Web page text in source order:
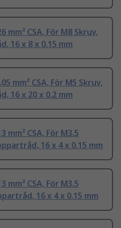
mm² CSA, För M8 Skruv,
16 x 8 x 0.15 mm
mm² CSA, För M5 Skruv,
16 x 20 x 0.2 mm
mm² CSA, För M3.5
16 x 4 x 0.15 mm
mm² CSA, För M3.5
16 x 4 x 0.15 mm